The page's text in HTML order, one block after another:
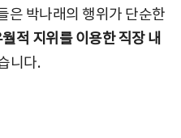
은 박나래의 행위가 단순한
적 지위를 이용한 직장 내
니다.